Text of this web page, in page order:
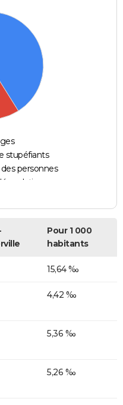
stupéfiants
personnes
Pour 1 000
habitants
15,64 ‰
4,42 ‰
5,36 ‰
5,26 ‰